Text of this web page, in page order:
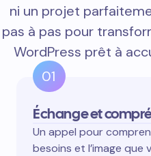
ni un projet
pas à pas pour
WordPress prêt à
01
Échange et
Un appel pour
besoins et l’image que